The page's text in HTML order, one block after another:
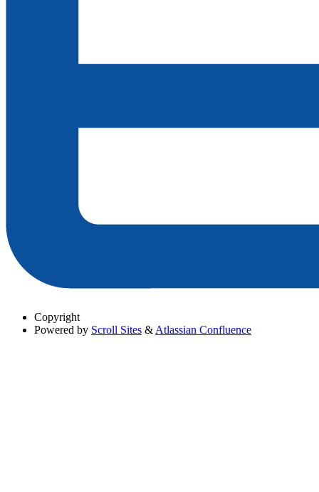
Copyright
Powered by Scroll Sites & Atlassian Confluence